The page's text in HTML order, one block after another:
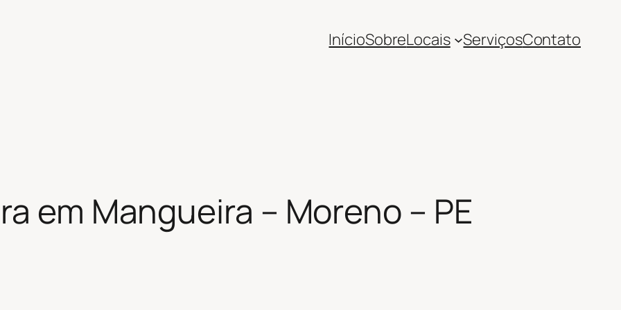
InícioSobreLocais ServiçosContato
em Mangueira – Moreno – PE